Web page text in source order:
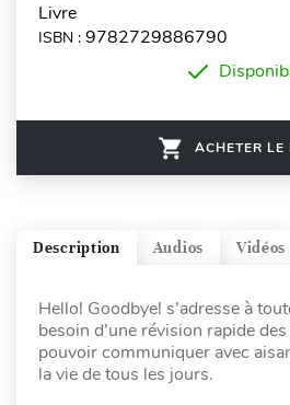
Livre
ISBN : 9782729886790
ACHETER LE
Vidéos
Audios
Description
Hello! Goodbye! s’adresse à
besoin d’une révision rapide
pouvoir communiquer avec
la vie de tous les jours.